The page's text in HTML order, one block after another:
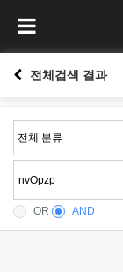
전체검색 결과
OR AND